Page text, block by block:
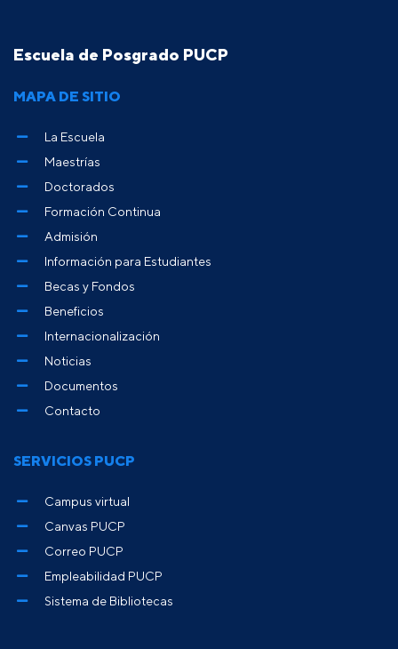
Escuela de Posgrado PUCP
MAPA DE SITIO
La Escuela
Maestrías
Doctorados
Formación Continua
Admisión
Información para Estudiantes
Becas y Fondos
Beneficios
Internacionalización
Noticias
Documentos
Contacto
SERVICIOS PUCP
Campus virtual
Canvas PUCP
Correo PUCP
Empleabilidad PUCP
Sistema de Bibliotecas